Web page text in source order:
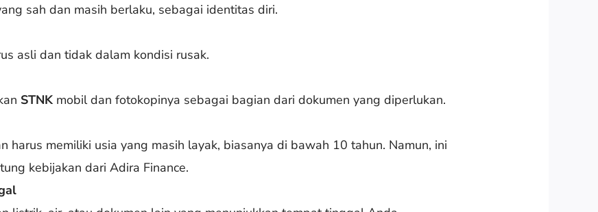
sah dan masih berlaku, sebagai identitas diri.
asli dan tidak dalam kondisi rusak.
STNK mobil dan fotokopinya sebagai bagian dari dokumen yang diperlukan.
harus memiliki usia yang masih layak, biasanya di bawah 10 tahun. Namun, ini
kebijakan dari Adira Finance.